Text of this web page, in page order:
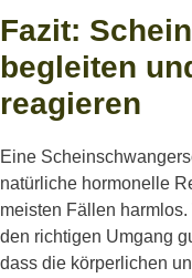
Fazit:
begleiten
reagieren
Eine
natürliche hormonelle
meisten Fällen
den richtigen Umgang
dass die körperlichen